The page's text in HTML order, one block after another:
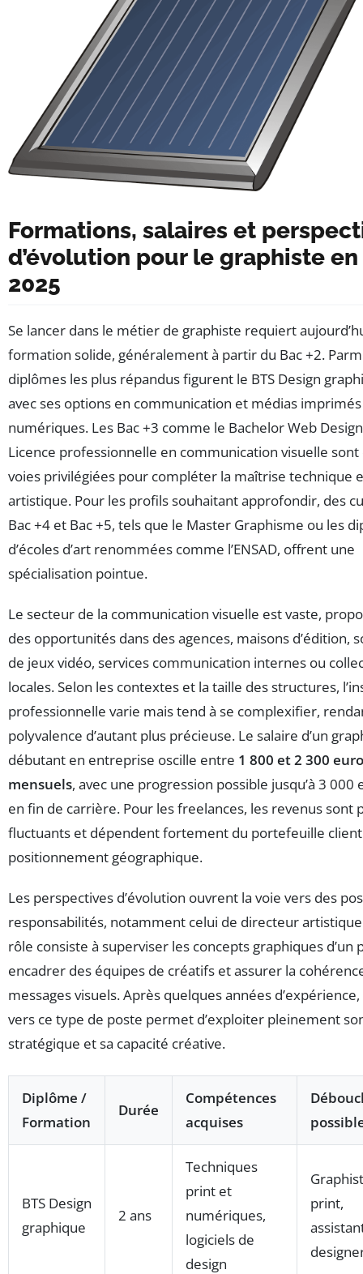
Formations, salaires et
d’évolution pour le graphiste en
2025
Se lancer dans le métier de graphiste requiert
formation solide, généralement à partir du Bac +2.
diplômes les plus répandus figurent le BTS Design
avec ses options en communication et médias
numériques. Les Bac +3 comme le Bachelor Web
Licence professionnelle en communication visuelle sont
voies privilégiées pour compléter la maîtrise technique
artistique. Pour les profils souhaitant approfondir, des
Bac +4 et Bac +5, tels que le Master Graphisme ou les
d’écoles d’art renommées comme l’ENSAD, offrent une
spécialisation pointue.
Le secteur de la communication visuelle est vaste,
des opportunités dans des agences, maisons d’édition,
de jeux vidéo, services communication internes ou
locales. Selon les contextes et la taille des structures,
professionnelle varie mais tend à se complexifier,
polyvalence d’autant plus précieuse. Le salaire d’un
débutant en entreprise oscille entre 1 800 et 2 300
mensuels, avec une progression possible jusqu’à 3 000
en fin de carrière. Pour les freelances, les revenus sont
fluctuants et dépendent fortement du portefeuille
positionnement géographique.
Les perspectives d’évolution ouvrent la voie vers des
responsabilités, notamment celui de directeur
rôle consiste à superviser les concepts graphiques d’un
encadrer des équipes de créatifs et assurer la
messages visuels. Après quelques années
vers ce type de poste permet d’exploiter pleinement
stratégique et sa capacité créative.
Diplôme /
Formation
Durée
Compétences
acquises
BTS Design
graphique
2 ans
Techniques
print et
numériques,
logiciels de
design
print,